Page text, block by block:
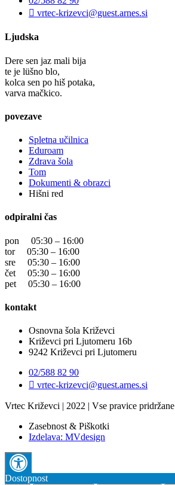
vrtec-krizevci@guest.arnes.si
Ljudska
Dere sen jaz mali bija
te je lüšno blo,
kolca sen po hiš potaka,
varva mačkico.
povezave
Spletna učilnica
Eduroam
Zdrava šola
Tom
Dokumenti & obrazci
Hišni red
odpiralni čas
pon 05:30 – 16:00
tor 05:30 – 16:00
sre 05:30 – 16:00
čet 05:30 – 16:00
pet 05:30 – 16:00
kontakt
Osnovna šola Križevci
Križevci pri Ljutomeru 16b
9242 Križevci pri Ljutomeru
02/588 82 90
vrtec-krizevci@guest.arnes.si
Vrtec Križevci | 2022 | Vse pravice pridržane
Zasebnost & Piškotki
Izdelava: MVdesign
Dostopnost